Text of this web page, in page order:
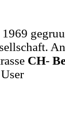
CH-